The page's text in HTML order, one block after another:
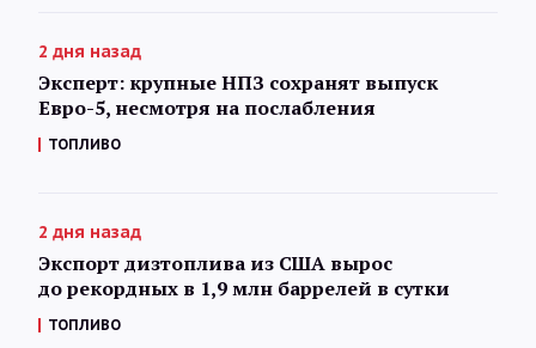
2 дня назад
Эксперт: крупные НПЗ сохранят выпуск
Евро-5, несмотря на послабления
ТОПЛИВО
2 дня назад
Экспорт дизтоплива из США вырос
до рекордных в 1,9 млн баррелей в сутки
ТОПЛИВО